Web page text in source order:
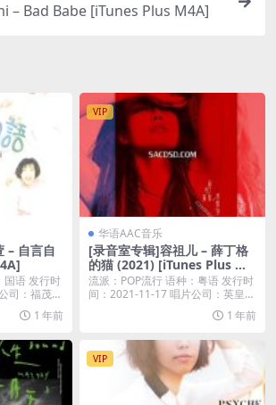
– Bad Babe [iTunes Plus M4A]
– 自言自
国语 发行时
司：福茂唱
1 年前
VIP
华语AAC音乐
[录音室专辑]容祖儿 – 薛丁格
的猫 (2021) [iTunes Plus M4
A]
流派：POP流行 语种：粤语 发行时
间：2021-11-17 唱片公司：英皇唱
1 年前
VIP